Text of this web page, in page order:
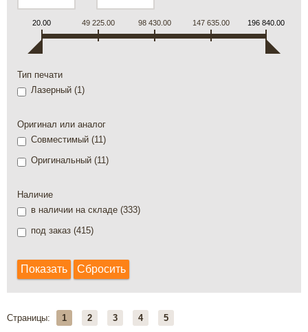
20.00 49 225.00 98 430.00 147 635.00 196 840.00
Тип печати
Лазерный (1)
Оригинал или аналог
Совместимый (11)
Оригинальный (11)
Наличие
в наличии на складе (333)
под заказ (415)
Страницы: 1 2 3 4 5